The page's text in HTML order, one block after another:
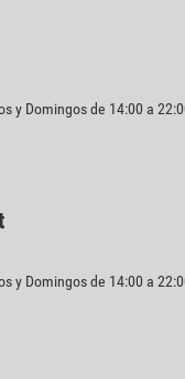
y Domingos de 14:00 a
y Domingos de 14:00 a